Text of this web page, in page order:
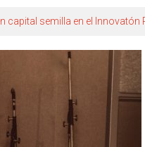
capital semilla en el Innovatón